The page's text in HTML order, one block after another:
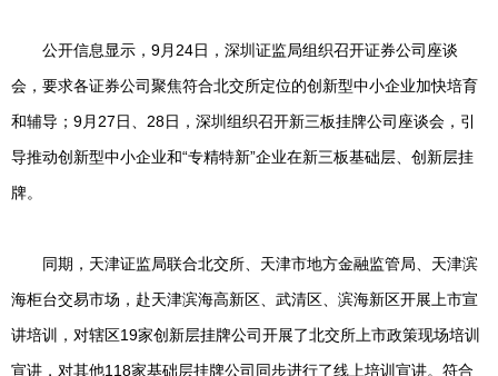
公开信息显示，9月24日，深圳证监局组织召开证券公司座谈
会，要求各证券公司聚焦符合北交所定位的创新型中小企业加快培育
和辅导；9月27日、28日，深圳组织召开新三板挂牌公司座谈会，引
导推动创新型中小企业和“专精特新”企业在新三板基础层、创新层挂
牌。
同期，天津证监局联合北交所、天津市地方金融监管局、天津滨
海柜台交易市场，赴天津滨海高新区、武清区、滨海新区开展上市宣
讲培训，对辖区19家创新层挂牌公司开展了北交所上市政策现场培训
宣讲，对其他118家基础层挂牌公司同步进行了线上培训宣讲。符合